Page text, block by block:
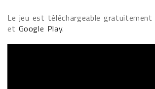
Le jeu est téléchargeable
et Google Play.